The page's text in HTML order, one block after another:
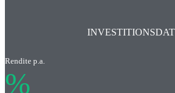
Rendite p.a.
%